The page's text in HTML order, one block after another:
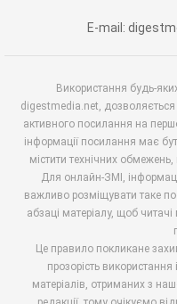
E-mail:
Використання будь-
digestmedia.net,
активного посилання на
інформації посилання має
містити технічних
Для онлайн-ЗМІ,
важливо розміщувати таке
абзаці матеріалу, щоб
Це правило покликане
прозорість
матеріалів, отриманих з